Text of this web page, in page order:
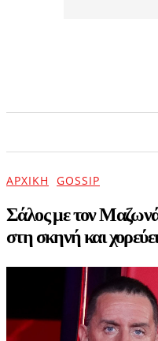
ΑΡΧΙΚΉ GOSSIP
Σάλος με τον
στη σκηνή και